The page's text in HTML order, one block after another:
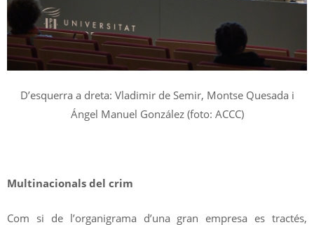
D’esquerra a dreta: Vladimir de Semir, Montse Quesada i
Ángel Manuel González (foto: ACCC)
Multinacionals del crim
Com si de l’organigrama d’una gran empresa es tractés,